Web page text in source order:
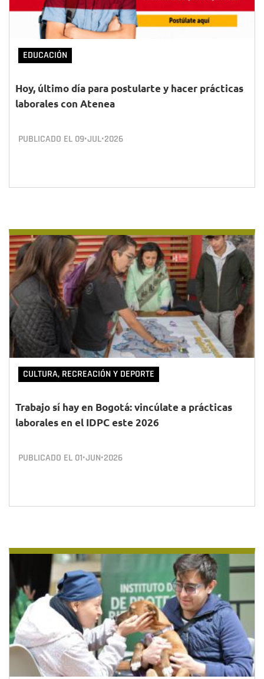
EDUCACIÓN
Hoy, último día para postularte y hacer prácticas
laborales con Atenea
PUBLICADO EL 09•JUL•2026
CULTURA, RECREACIÓN Y DEPORTE
Trabajo sí hay en Bogotá: vincúlate a prácticas
laborales en el IDPC este 2026
PUBLICADO EL 01•JUN•2026